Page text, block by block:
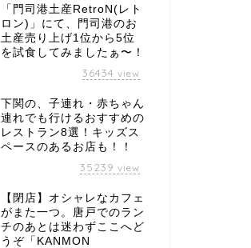
「門司港土産RetroN(レト
ロン)」にて、門司港のお
土産売り上げ1位から5位
を試食してみましたぁ〜！
36434 view
下関の、子連れ・赤ちゃん
連れでも行けるおすすめの
レストラン8選！キッズス
ペースのあるお店も！！
35239 view
【閉店】オシャレなカフェ
がまた一つ。唐戸でのラン
チのあとは迷わずここへど
うぞ「KANMON